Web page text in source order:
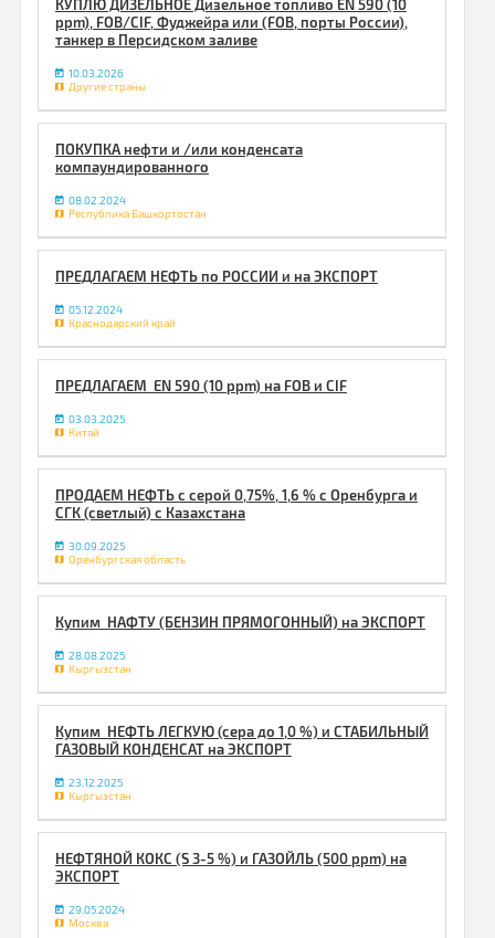
КУПЛЮ ДИЗЕЛЬНОЕ Дизельное топливо EN 590 (10
ppm), FOB/CIF, Фуджейра или (FOB, порты России),
танкер в Персидском заливе
10.03.2026
Другие страны
ПОКУПКА нефти и /или конденсата
компаундированного
08.02.2024
Республика Башкортостан
ПРЕДЛАГАЕМ НЕФТЬ по РОССИИ и на ЭКСПОРТ
05.12.2024
Краснодарский край
ПРЕДЛАГАЕМ EN 590 (10 ppm) на FOB и CIF
03.03.2025
Китай
ПРОДАЕМ НЕФТЬ с серой 0,75%, 1,6 % с Оренбурга и
СГК (светлый) с Казахстана
30.09.2025
Оренбургская область
Купим НАФТУ (БЕНЗИН ПРЯМОГОННЫЙ) на ЭКСПОРТ
28.08.2025
Кыргызстан
Купим НЕФТЬ ЛЕГКУЮ (сера до 1,0 %) и СТАБИЛЬНЫЙ
ГАЗОВЫЙ КОНДЕНСАТ на ЭКСПОРТ
23.12.2025
Кыргызстан
НЕФТЯНОЙ КОКС (S 3-5 %) и ГАЗОЙЛЬ (500 ppm) на
ЭКСПОРТ
29.05.2024
Москва